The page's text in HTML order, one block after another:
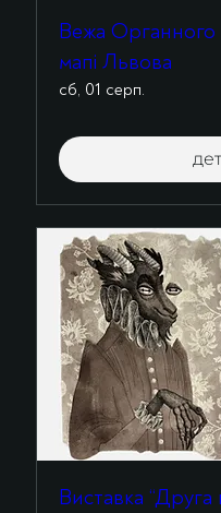
Вежа Органного
мапі Львова
сб, 01 серп.
Виставка